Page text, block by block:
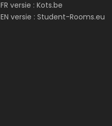
FR versie : Kots.be
EN versie : Student-Rooms.eu